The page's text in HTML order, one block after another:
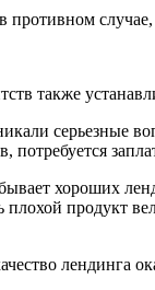
случае,
также
серьезные
хороших
продукт
лендинга